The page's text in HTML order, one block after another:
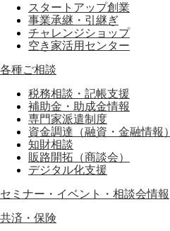
スタートアップ創業
事業承継・引継ぎ
チャレンジショップ
空き家活用センター
各種ご相談
税務相談・記帳支援
補助金・助成金情報
専門家派遣制度
資金調達（融資・金融情報）
知財相談
販路開拓（商談会）
デジタル化支援
セミナー・イベント・相談会情報
共済・保険